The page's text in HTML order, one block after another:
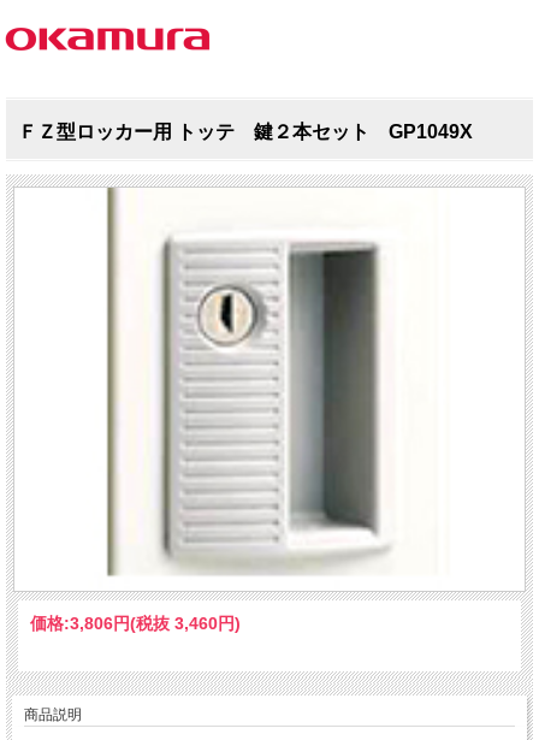
ＦＺ型ロッカー用 トッテ 鍵２本セット GP1049X
価格:3,806円(税抜 3,460円)
商品説明